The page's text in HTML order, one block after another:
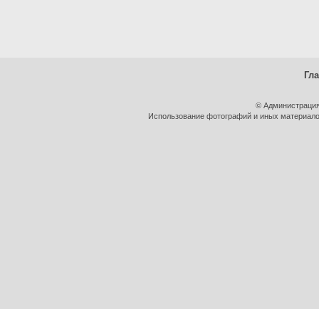
©
Использование фотографий и иных